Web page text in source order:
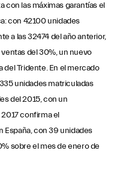
con las máximas garantías el
con 42100 unidades
a las 32474 del año anterior,
del 30%, un nuevo
del Tridente. En el mercado
unidades matriculadas
del 2015, con un
confirma el
España, con 39 unidades
sobre el mes de enero de